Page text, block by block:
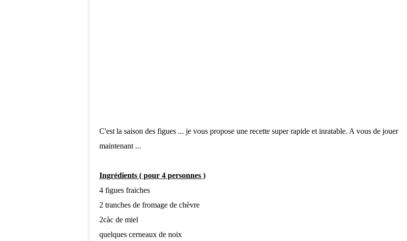
C'est la saison des figues ... je vous propose une recette super rapide et inratable. A vous de jouer
maintenant ...
Ingrédients ( pour 4 personnes )
4 figues fraiches
2 tranches de fromage de chèvre
2càc de miel
quelques cerneaux de noix